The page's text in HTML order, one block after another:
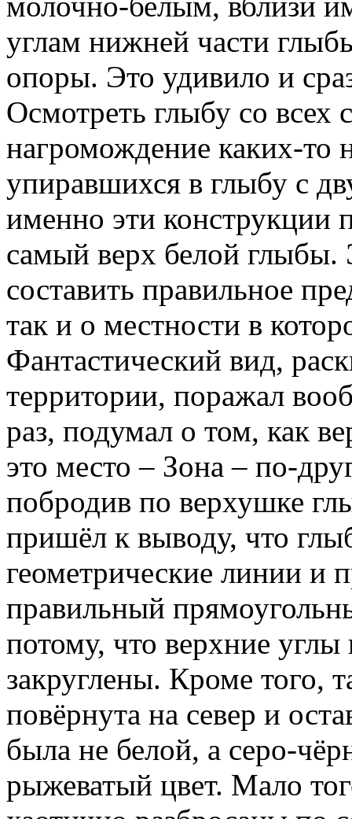
углам нижней части
опоры. Это удивило и
Осмотреть глыбу со
нагромождение каких-то
упиравшихся в глыбу с
именно эти конструкции
самый верх белой
составить правильное
так и о местности в
Фантастический вид,
территории, поражал
раз, подумал о том, как
это место – Зона – по-
побродив по верхушке
пришёл к выводу, что
геометрические линии и
правильный
потому, что верхние углы
закруглены. Кроме того,
повёрнута на север и
была не белой, а серо-
рыжеватый цвет. Мало